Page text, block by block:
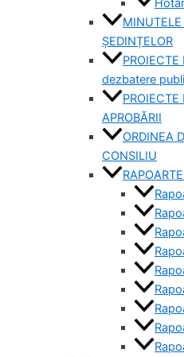
MINUTELE
ȘEDINȚELOR
dezbatere
PROIECTE
APROBĂRII
ORDINEA
CONSILIU